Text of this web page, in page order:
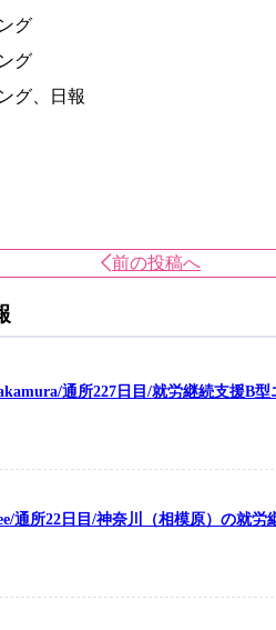
グ
グ
グ、日報
前の投稿へ
通所227日目/就労継続支援B型
通所22日目/神奈川（相模原）の就労